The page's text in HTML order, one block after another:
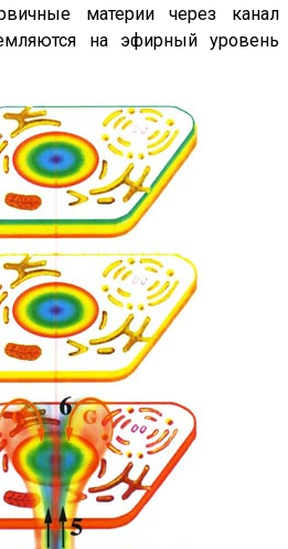
материи через канал
на эфирный уровень